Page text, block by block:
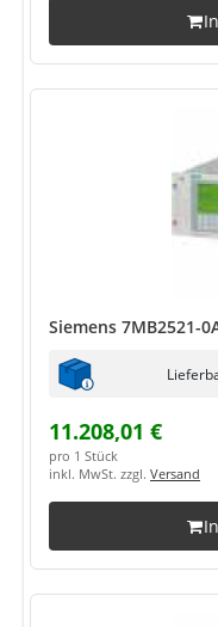
Siemens 7MB2521-
11.208,01 €
pro 1 Stück
inkl. MwSt. zzgl. Versand